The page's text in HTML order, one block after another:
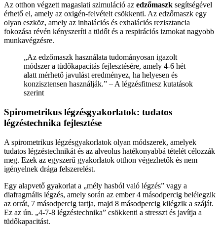
Az otthon végzett magaslati szimuláció az edzőmaszk segítségével
érhető el, amely az oxigén-felvételt csökkenti. Az edzőmaszk egy
olyan eszköz, amely az inhalációs és exhalációs rezisztancia
fokozása révén kényszeríti a tüdőt és a respirációs izmokat nagyobb
munkavégzésre.
„Az edzőmaszk használata tudományosan igazolt
módszer a tüdőkapacitás fejlesztésére, amely 4-6 hét
alatt mérhető javulást eredményez, ha helyesen és
konzisztensen használják.” – A légzésfitnesz kutatások
szerint
Spirometrikus légzésgyakorlatok: tudatos
légzéstechnika fejlesztése
A spirometrikus légzésgyakorlatok olyan módszerek, amelyek
tudatos légzéstechnikát és az alveolus hatékonyabbá tételét célozzák
meg. Ezek az egyszerű gyakorlatok otthon végezhetők és nem
igényelnek drága felszerelést.
Egy alapvető gyakorlat a „mély hasból való légzés” vagy a
diafragmális légzés, amely során az ember 4 másodpercig belélegzik
az orrát, 7 másodpercig tartja, majd 8 másodpercig kilégzik a száját.
Ez az ún. „4-7-8 légzéstechnika” csökkenti a stresszt és javítja a
tüdőkapacitást.